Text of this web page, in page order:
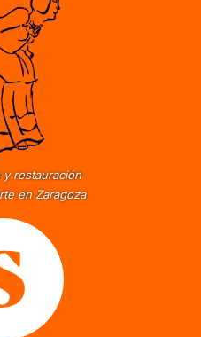
restauración
en Zaragoza